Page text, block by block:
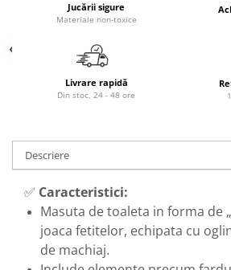
Jucarii Interactive & Sensoriale
Jocuri de Constructie & Asamblare
Puzzle & Jocuri de Logica
Invatare prin Joaca
Jucarii pentru Dezvoltare
Jucării sigure
Materiale non-toxice
Livrare rapidă
Din stoc, 24 - 48 ore
Descriere
✅ Caracteristici:
Masuta de toaleta in forma de
joaca fetitelor, echipata cu
de machiaj.